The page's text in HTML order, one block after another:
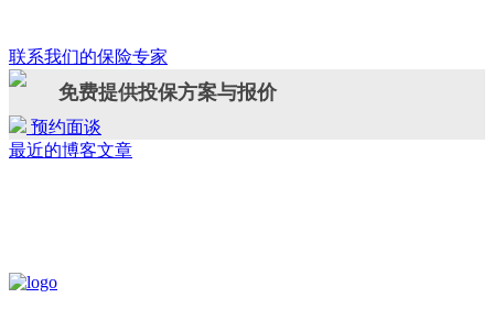
联系我们的保险专家
免费提供投保方案与报价
预约面谈
最近的博客文章